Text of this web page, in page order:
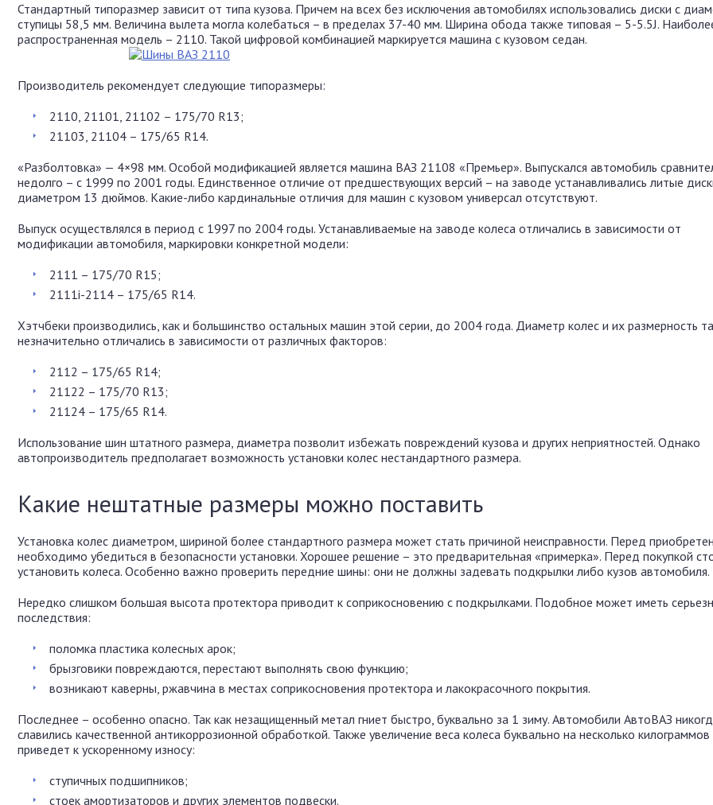
Стандартный типоразмер зависит от типа кузова. Причем на всех без исключения автомобилях использовались диски с
ступицы 58,5 мм. Величина вылета могла колебаться – в пределах 37-40 мм. Ширина обода также типовая – 5-5.5J.
распространенная модель – 2110. Такой цифровой комбинацией маркируется машина с кузовом седан.
Производитель рекомендует следующие типоразмеры:
2110, 21101, 21102 – 175/70 R13;
21103, 21104 – 175/65 R14.
«Разболтовка» — 4×98 мм. Особой модификацией является машина ВАЗ 21108 «Премьер». Выпускался автомобиль
недолго – с 1999 по 2001 годы. Единственное отличие от предшествующих версий – на заводе устанавливались литые
диаметром 13 дюймов. Какие-либо кардинальные отличия для машин с кузовом универсал отсутствуют.
Выпуск осуществлялся в период с 1997 по 2004 годы. Устанавливаемые на заводе колеса отличались в зависимости от
модификации автомобиля, маркировки конкретной модели:
2111 – 175/70 R15;
2111i-2114 – 175/65 R14.
Хэтчбеки производились, как и большинство остальных машин этой серии, до 2004 года. Диаметр колес и их размерность
незначительно отличались в зависимости от различных факторов:
2112 – 175/65 R14;
21122 – 175/70 R13;
21124 – 175/65 R14.
Использование шин штатного размера, диаметра позволит избежать повреждений кузова и других неприятностей. Однако
автопроизводитель предполагает возможность установки колес нестандартного размера.
Какие нештатные размеры можно поставить
Установка колес диаметром, шириной более стандартного размера может стать причиной неисправности. Перед
необходимо убедиться в безопасности установки. Хорошее решение – это предварительная «примерка». Перед покупкой
установить колеса. Особенно важно проверить передние шины: они не должны задевать подкрылки либо кузов автомобиля.
Нередко слишком большая высота протектора приводит к соприкосновению с подкрылками. Подобное может иметь
последствия:
поломка пластика колесных арок;
брызговики повреждаются, перестают выполнять свою функцию;
возникают каверны, ржавчина в местах соприкосновения протектора и лакокрасочного покрытия.
Последнее – особенно опасно. Так как незащищенный метал гниет быстро, буквально за 1 зиму. Автомобили АвтоВАЗ
славились качественной антикоррозионной обработкой. Также увеличение веса колеса буквально на несколько килограммов
приведет к ускоренному износу:
ступичных подшипников;
стоек амортизаторов и других элементов подвески.